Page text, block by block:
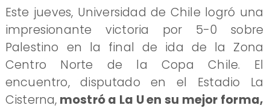
Este jueves, Universidad de Chile logró una
impresionante victoria por 5-0 sobre
Palestino en la final de ida de la Zona
Centro Norte de la Copa Chile. El
encuentro, disputado en el Estadio La
Cisterna, mostró a La U en su mejor forma,